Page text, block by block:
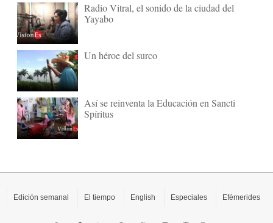
Radio Vitral, el sonido de la ciudad del
Yayabo
Un héroe del surco
Así se reinventa la Educación en Sancti
Spíritus
Edición semanal El tiempo English Especiales Efémerides